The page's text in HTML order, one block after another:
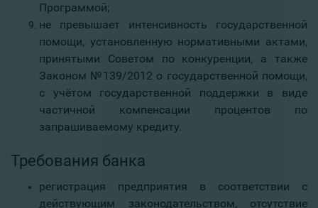
Программой;
не превышает интенсивность государственной
помощи, установленную нормативными актами,
принятыми Советом по конкуренции, а также
Законом №139/2012 о государственной помощи,
с учётом государственной поддержки в виде
частичной компенсации процентов по
запрашиваемому кредиту.
Требования банка
регистрация предприятия в соответствии с
действующим законодательством, отсутствие